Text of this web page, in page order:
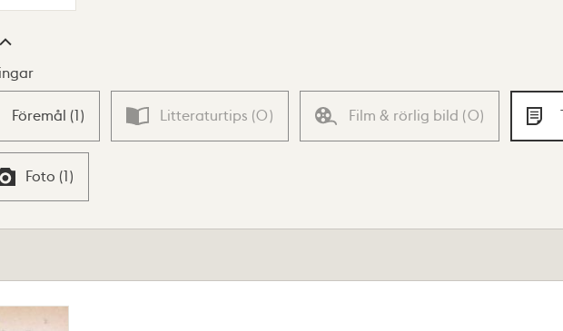
Föremål (1) Litteraturtips (0) Film & rörlig bild (0)
Foto (1)